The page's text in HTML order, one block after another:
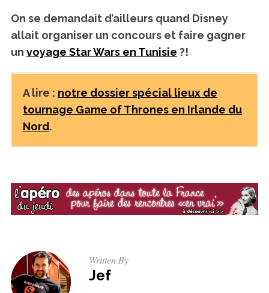
On se demandait d’ailleurs quand Disney
allait organiser un concours et faire gagner
un voyage Star Wars en Tunisie ?!
A lire : notre dossier spécial lieux de
tournage Game of Thrones en Irlande du
Nord.
Written By
Jef